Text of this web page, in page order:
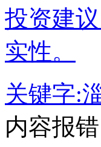
投资建
实性。
关键字:
内容报